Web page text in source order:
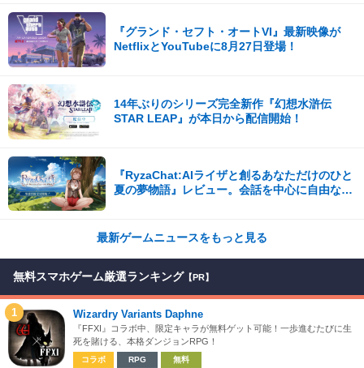
『グランド・セフト・オートVI』最新映像が
NetflixとYouTubeに8月27日登場！
14年ぶりのシリーズ完全新作『幻想水滸伝
STAR LEAP』が本日から配信開始！
『RyzaChat:AIライザと創るあなただけのひと
夏の夢物語』レビュー。会話を中心に自由な冒
最新ゲームニュースをもっと見る
無料スマホゲーム厳選ランキング 【PR】
1 Wizardry Variants Daphne
『FFXI』コラボ中、限定キャラが無料ゲット可能！一歩進むたびに生
死を賭ける、本格ダンジョンRPG！
コラボ RPG 無料